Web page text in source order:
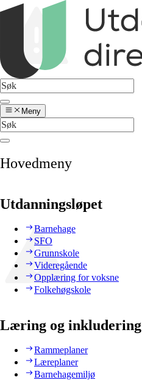
Meny
Hovedmeny
Utdanningsløpet
Barnehage
SFO
Grunnskole
Videregående
Opplæring for voksne
Folkehøgskole
Læring og inkludering
Rammeplaner
Læreplaner
Barnehagemiljø